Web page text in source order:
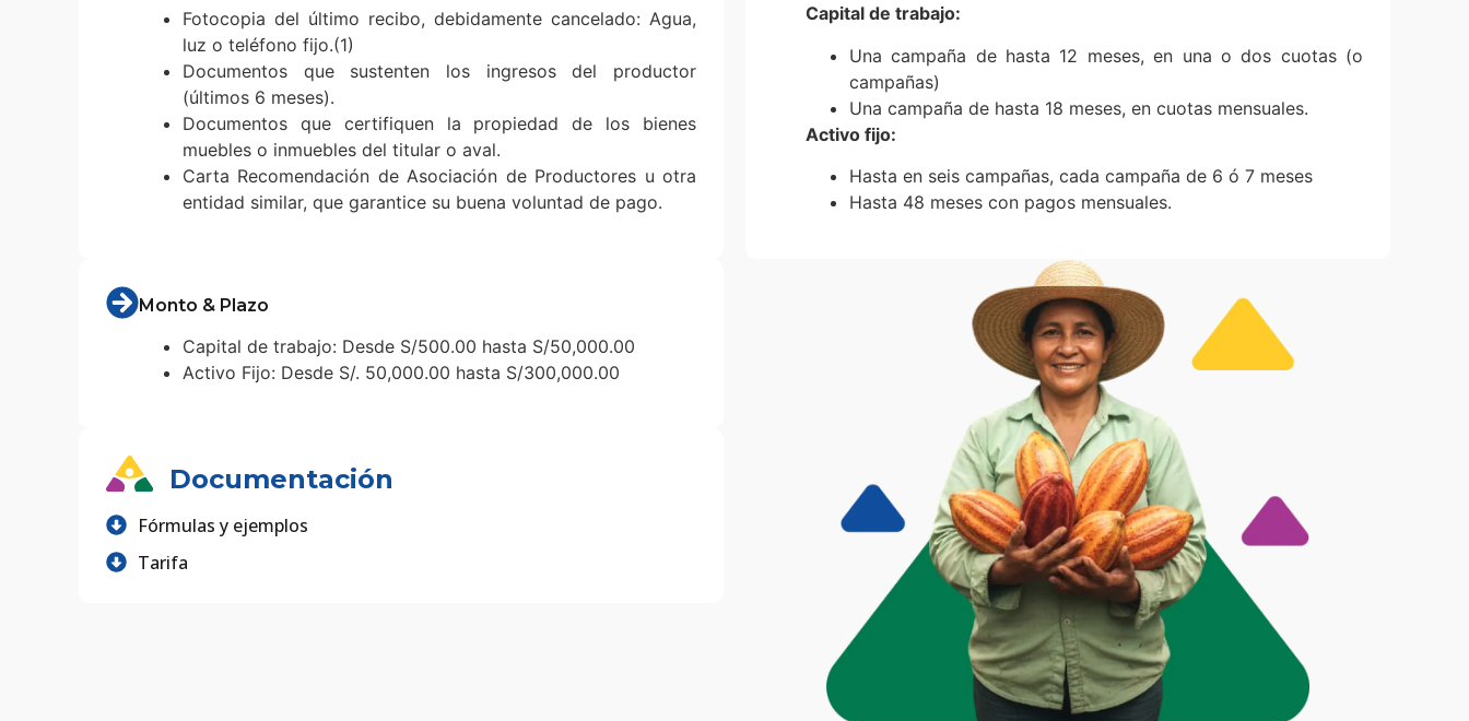
Fotocopia del último recibo, debidamente cancelado: Agua,
luz o teléfono fijo.(1)
Documentos que sustenten los ingresos del productor
(últimos 6 meses).
Documentos que certifiquen la propiedad de los bienes
muebles o inmuebles del titular o aval.
Carta Recomendación de Asociación de Productores u otra
entidad similar, que garantice su buena voluntad de pago.
Monto & Plazo
Capital de trabajo: Desde S/500.00 hasta S/50,000.00
Activo Fijo: Desde S/. 50,000.00 hasta S/300,000.00
Documentación
Fórmulas y ejemplos
Tarifa
Capital de trabajo:
Una campaña de hasta 12 meses, en una o dos cuotas (o
campañas)
Una campaña de hasta 18 meses, en cuotas mensuales.
Activo fijo:
Hasta en seis campañas, cada campaña de 6 ó 7 meses
Hasta 48 meses con pagos mensuales.